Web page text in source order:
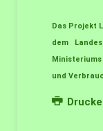
Das Projekt
dem
und